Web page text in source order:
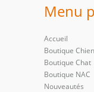
Menu
Accueil
Boutique Chien
Boutique Chat
Boutique NAC
Nouveautés